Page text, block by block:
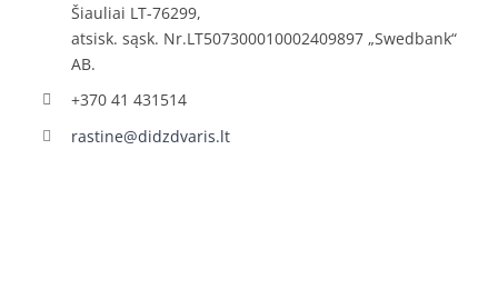
Šiauliai LT-76299,
atsisk. sąsk. Nr.LT507300010002409897 „Swedbank“
AB.
+370 41 431514
rastine@didzdvaris.lt